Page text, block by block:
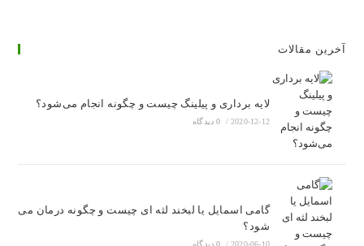
آخرین مقالات
لایه برداری و پیلینگ چیست و چگونه انجام می‌شود؟
2020-12-12
/ 0 دیدگاه
گامی اسمایل یا لبخند لثه ای چیست و چگونه درمان می
شود؟
2020-06-10
/ 0 دیدگاه